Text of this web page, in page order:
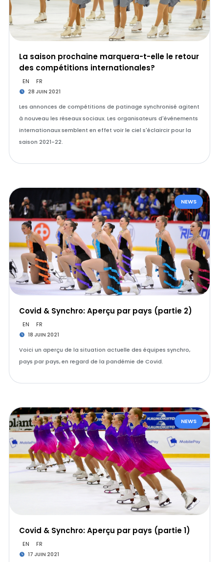
La saison prochaine marquera-t-elle le retour
des compétitions internationales?
EN FR
28 JUIN 2021
Les annonces de compétitions de patinage synchronisé agitent
à nouveau les réseaux sociaux. Les organisateurs d'événements
internationaux semblent en effet voir le ciel s'éclaircir pour la
saison 2021-22.
NEWS
Covid & Synchro: Aperçu par pays (partie 2)
EN FR
18 JUIN 2021
Voici un aperçu de la situation actuelle des équipes synchro,
pays par pays, en regard de la pandémie de Covid.
NEWS
Covid & Synchro: Aperçu par pays (partie 1)
EN FR
17 JUIN 2021